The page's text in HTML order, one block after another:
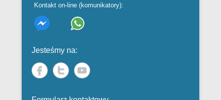
Kontakt on-line (komunikatory):
Jesteśmy na: